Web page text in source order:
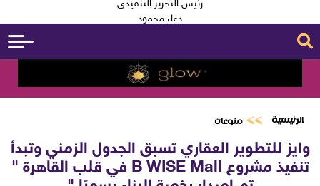
دعاء محمود
الرئيسية منوعات
وايز للتطوير العقاري تسبق الجدول الزمني وتبدأ
تنفيذ مشروع B WISE Mall في قلب القاهرة "